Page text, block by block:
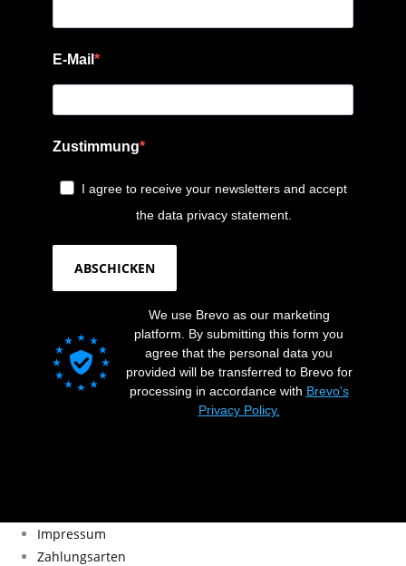
E-Mail
Zustimmung
I agree to receive your newsletters and accept
the data privacy statement.
ABSCHICKEN
We use Brevo as our marketing
platform. By submitting this form you
agree that the personal data you
provided will be transferred to Brevo for
processing in accordance with Brevo's
Privacy Policy.
Impressum
Zahlungsarten